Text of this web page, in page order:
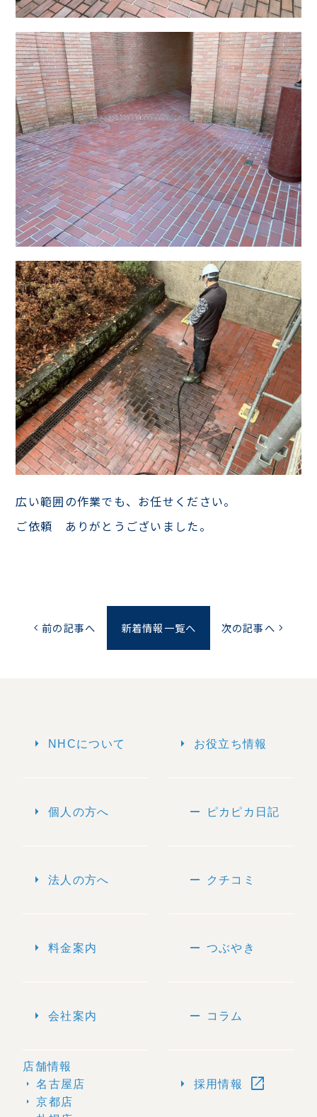
広い範囲の作業でも、お任せください。
ご依頼 ありがとうございました。
chevron_left 前の記事へ 新着情報一覧へ 次の記事へ chevron_right
arrow_right NHCについて
arrow_right 個人の方へ
arrow_right 法人の方へ
arrow_right 料金案内
arrow_right 会社案内
店舗情報
arrow_right 名古屋店
arrow_right 京都店
arrow_right お役立ち情報
remove ピカピカ日記
remove クチコミ
remove つぶやき
remove コラム
arrow_right 採用情報 open_in_new